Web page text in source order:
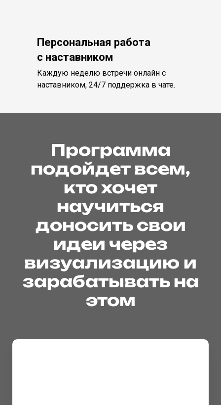
Персональная работа
с наставником
Каждую неделю встречи онлайн с
наставником, 24/7 поддержка в чате.
Программа
подойдет всем,
кто хочет
научиться
доносить свои
идеи через
визуализацию и
зарабатывать на
этом